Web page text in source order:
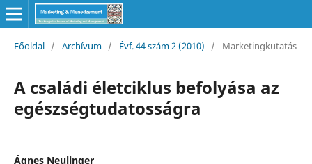
Főoldal / Archívum / Évf. 44 szám 2 (2010) / Marketingkutatás
A családi életciklus befolyása az
egészségtudatosságra
Ágnes Neulinger